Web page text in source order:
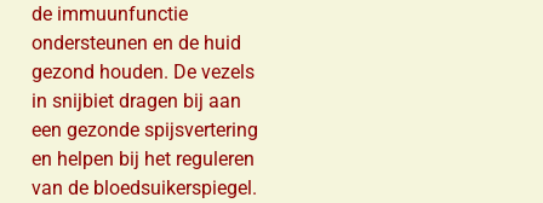
de immuunfunctie
ondersteunen en de huid
gezond houden. De vezels
in snijbiet dragen bij aan
een gezonde spijsvertering
en helpen bij het reguleren
van de bloedsuikerspiegel.